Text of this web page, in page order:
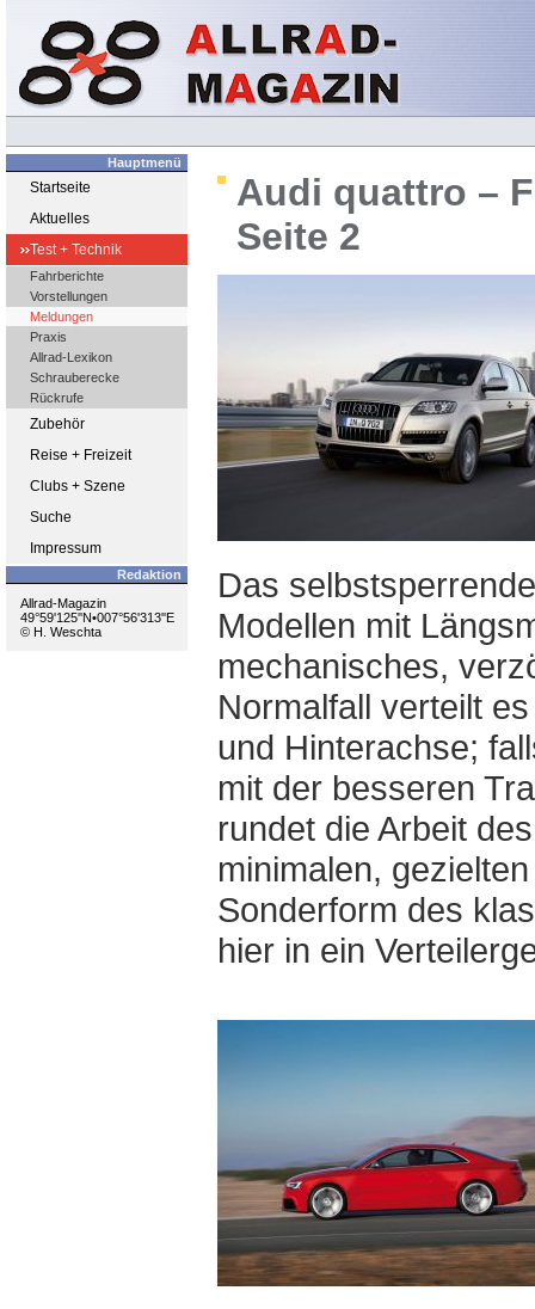
Hauptmenü
Startseite
Aktuelles
Test + Technik
Fahrberichte
Vorstellungen
Meldungen
Praxis
Allrad-Lexikon
Schrauberecke
Rückrufe
Zubehör
Reise + Freizeit
Clubs + Szene
Suche
Impressum
Redaktion
Allrad-Magazin
49°59'125''N•007°56'313''E
© H. Weschta
Audi quattro –
Seite 2
Das
Modellen mit
mechanisches,
Normalfall verteilt
und Hinterachse;
mit der besseren
rundet die Arbeit
minimalen,
Sonderform des
hier in ein